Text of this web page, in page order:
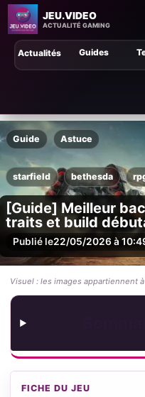
JEU.VIDEO
ACTUALITÉ GAMING
Guides
Actualités
Guide Astuce
starfield bethesda
[Guide] Meilleur
traits et build
Publié le22/05/2026 à
Visuel : les images appartiennent
FICHE DU JEU